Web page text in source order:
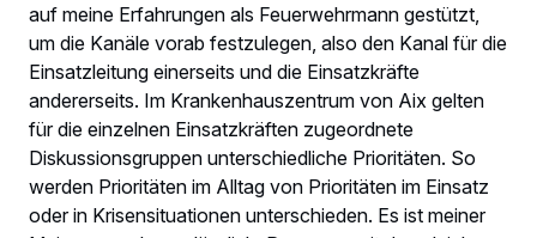
auf meine Erfahrungen als Feuerwehrmann gestützt,
um die Kanäle vorab festzulegen, also den Kanal für die
Einsatzleitung einerseits und die Einsatzkräfte
andererseits. Im Krankenhauszentrum von Aix gelten
für die einzelnen Einsatzkräften zugeordnete
Diskussionsgruppen unterschiedliche Prioritäten. So
werden Prioritäten im Alltag von Prioritäten im Einsatz
oder in Krisensituationen unterschieden. Es ist meiner